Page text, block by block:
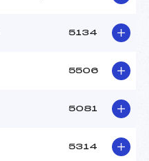
5134
5506
5081
5314